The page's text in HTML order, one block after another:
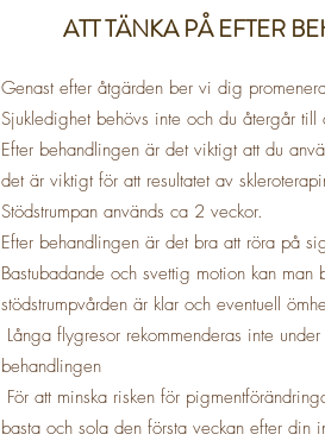
ATT TÄNKA PÅ EFTER
Genast efter åtgärden ber vi dig
Sjukledighet behövs inte och du återgår
Efter behandlingen är det viktigt att du
det är viktigt för att resultatet av
Stödstrumpan används ca 2 veckor.
Efter behandlingen är det bra att röra på
Bastubadande och svettig motion kan man
stödstrumpvården är klar och eventuell
Långa flygresor rekommenderas inte
behandlingen
För att minska risken för
basta och sola den första veckan efter din